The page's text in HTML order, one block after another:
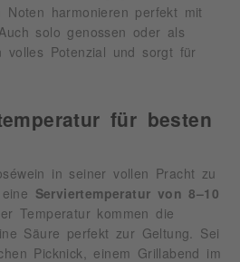
Noten harmonieren perfekt mit
solo genossen oder als
volles Potenzial und sorgt für
für besten
in seiner vollen Pracht zu
Serviertemperatur von 8–10
Temperatur kommen die
Säure perfekt zur Geltung. Sei
Picknick, einem Grillabend im